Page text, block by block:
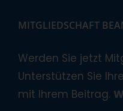
MITGLIEDSCHAFT
Werden Sie jetzt
Unterstützen Sie
mit Ihrem Beitrag.